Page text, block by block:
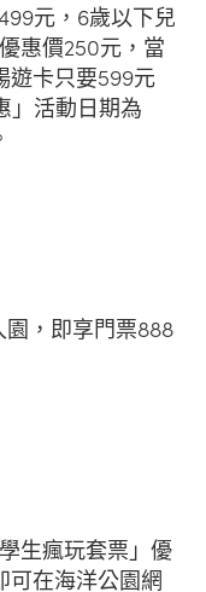
元，6歲以下兒
惠價250元，當
遊卡只要599元
」活動日期為
園，即享門票888
生瘋玩套票」優
可在海洋公園網